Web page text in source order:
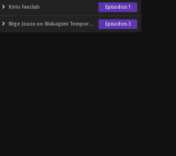
Kirio Fanclub Episodios 1
Nige Jouzu no Wakagimi Temporada 2 Episodios 3